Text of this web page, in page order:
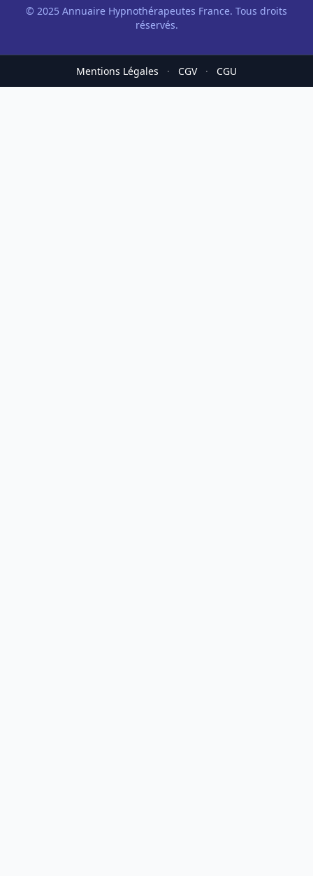
© 2025 Annuaire Hypnothérapeutes France. Tous droits
réservés.
Mentions Légales · CGV · CGU